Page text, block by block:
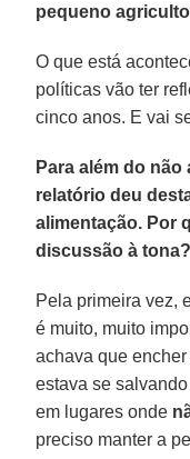
pequeno
O que está
políticas vão ter
cinco anos. E vai
Para além do
relatório deu
alimentação. Por
discussão à tona?
Pela primeira vez,
é muito, muito
achava que
estava se
em lugares onde
preciso manter a